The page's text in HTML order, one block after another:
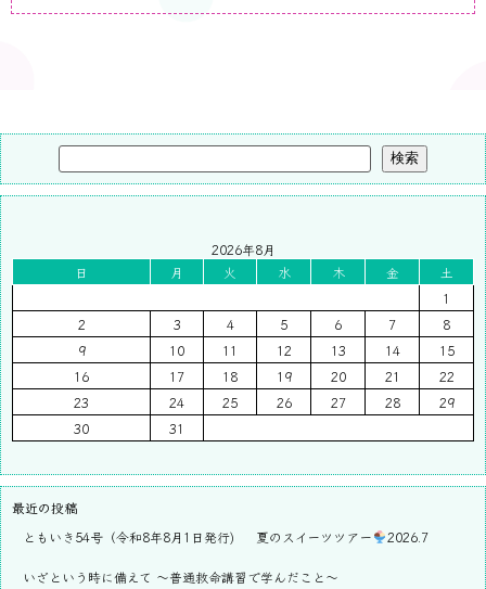
検索
2026年8月
日
月 火 水 木 金
土
1
2
3 4 5 6 7
8
9
10 11 12 13 14
15
16
17 18 19 20 21
22
23
24 25 26 27 28
29
30
31
最近の投稿
ともいき54号（令和8年8月1日発行)
夏のスイーツツアー 2026.7
いざという時に備えて ～普通救命講習で学んだこと～